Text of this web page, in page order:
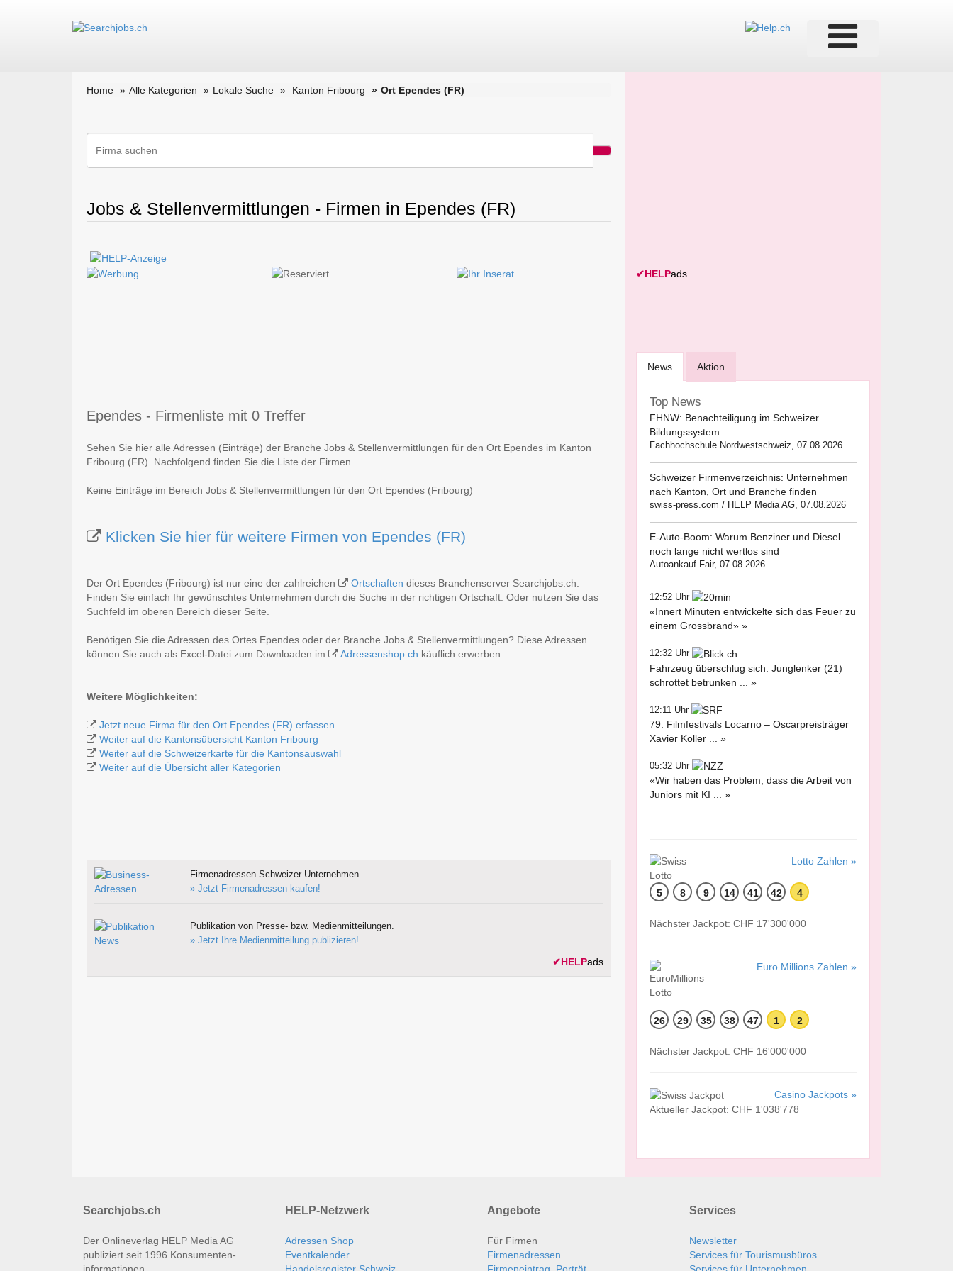
Home Alle Kategorien Lokale Suche Kanton Fribourg Ort Ependes (FR)
Jobs & Stellenvermittlungen - Firmen in Ependes (FR)
Ependes - Firmenliste mit 0 Treffer
Sehen Sie hier alle Adressen (Einträge) der Branche Jobs & Stellenvermittlungen für den Ort Ependes im Kanton
Fribourg (FR). Nachfolgend finden Sie die Liste der Firmen.
Keine Einträge im Bereich Jobs & Stellenvermittlungen für den Ort Ependes (Fribourg)
Klicken Sie hier für weitere Firmen von Ependes (FR)
Der Ort Ependes (Fribourg) ist nur eine der zahlreichen Ortschaften dieses Branchenserver Searchjobs.ch.
Finden Sie einfach Ihr gewünschtes Unternehmen durch die Suche in der richtigen Ortschaft. Oder nutzen Sie das
Suchfeld im oberen Bereich dieser Seite.
Benötigen Sie die Adressen des Ortes Ependes oder der Branche Jobs & Stellenvermittlungen? Diese Adressen
können Sie auch als Excel-Datei zum Downloaden im
Adressenshop.ch käuflich erwerben.
Weitere Möglichkeiten:
Jetzt neue Firma für den Ort Ependes (FR) erfassen
Weiter auf die Kantonsübersicht Kanton Fribourg
Weiter auf die Schweizerkarte für die Kantonsauswahl
Weiter auf die Übersicht aller Kategorien
Firmenadressen Schweizer Unternehmen.
» Jetzt Firmenadressen kaufen!
Publikation von Presse- bzw. Medienmitteilungen.
» Jetzt Ihre Medienmitteilung publizieren!
✔HELPads
✔HELPads
News Aktion
Top News
FHNW: Benachteiligung im Schweizer
Bildungssystem
Fachhochschule Nordwestschweiz, 07.08.2026
Schweizer Firmenverzeichnis: Unternehmen
nach Kanton, Ort und Branche finden
swiss-press.com / HELP Media AG, 07.08.2026
E-Auto-Boom: Warum Benziner und Diesel
noch lange nicht wertlos sind
Autoankauf Fair, 07.08.2026
12:52 Uhr
«Innert Minuten entwickelte sich das Feuer zu
einem Grossbrand» »
12:32 Uhr
Fahrzeug überschlug sich: Junglenker (21)
schrottet betrunken ... »
12:11 Uhr
79. Filmfestivals Locarno – Oscarpreisträger
Xavier Koller ... »
05:32 Uhr
«Wir haben das Problem, dass die Arbeit von
Juniors mit KI ... »
Lotto Zahlen »
5 8 9 14 41 42 4
Nächster Jackpot: CHF 17'300'000
Euro Millions Zahlen »
26 29 35 38 47 1 2
Nächster Jackpot: CHF 16'000'000
Casino Jackpots »
Aktueller Jackpot: CHF 1'038'778
Searchjobs.ch
Der Onlineverlag HELP Media AG
publiziert seit 1996 Konsumenten­
HELP-Netzwerk
Adressen Shop
Eventkalender
Angebote
Für Firmen
Firmenadressen
Services
Newsletter
Services für Tourismusbüros